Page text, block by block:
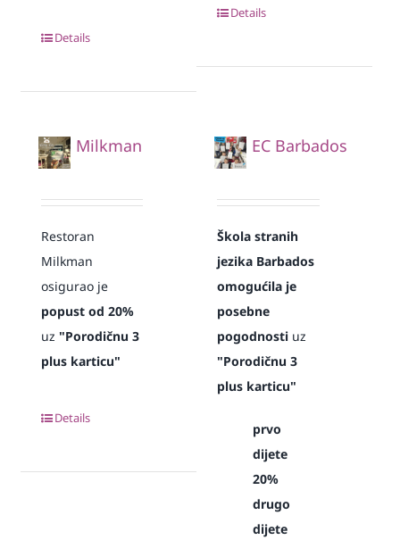
Details
Details
Milkman
Restoran
Milkman
osigurao je
popust od 20%
uz "Porodičnu 3
plus karticu"
Details
EC Barbados
Škola stranih
jezika Barbados
omogućila je
posebne
pogodnosti uz
"Porodičnu 3
plus karticu"
prvo
dijete
20%
drugo
dijete